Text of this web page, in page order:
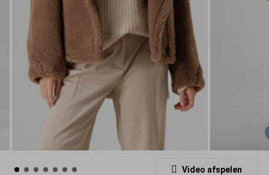
Video afspelen